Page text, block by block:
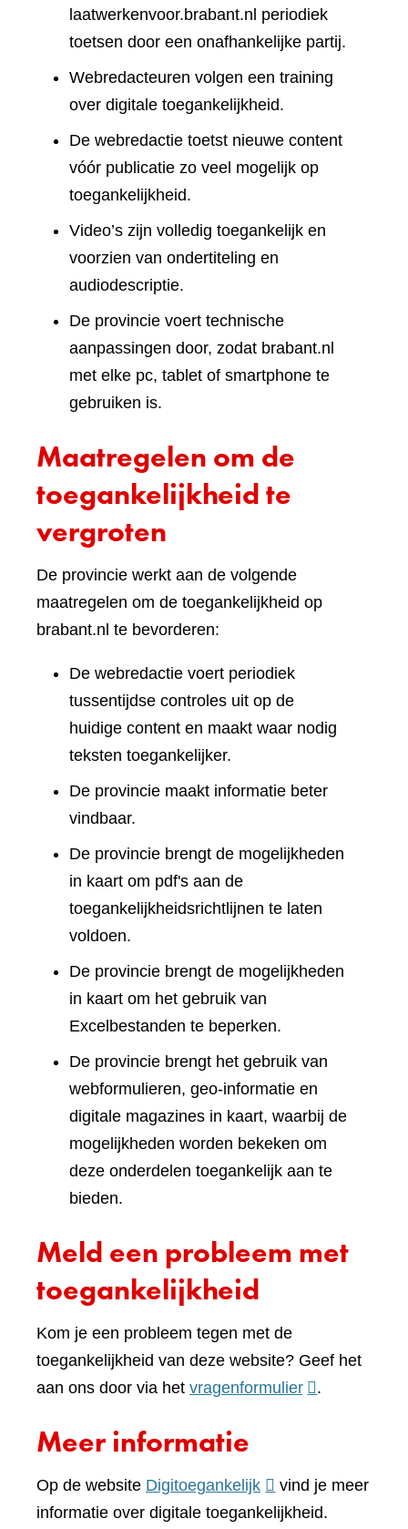
laatwerkenvoor.brabant.nl periodiek
toetsen door een onafhankelijke partij.
Webredacteuren volgen een training
over digitale toegankelijkheid.
De webredactie toetst nieuwe content
vóór publicatie zo veel mogelijk op
toegankelijkheid.
Video’s zijn volledig toegankelijk en
voorzien van ondertiteling en
audiodescriptie.
De provincie voert technische
aanpassingen door, zodat brabant.nl
met elke pc, tablet of smartphone te
gebruiken is.
Maatregelen om de
toegankelijkheid te
vergroten
De provincie werkt aan de volgende
maatregelen om de toegankelijkheid op
brabant.nl te bevorderen:
De webredactie voert periodiek
tussentijdse controles uit op de
huidige content en maakt waar nodig
teksten toegankelijker.
De provincie maakt informatie beter
vindbaar.
De provincie brengt de mogelijkheden
in kaart om pdf's aan de
toegankelijkheidsrichtlijnen te laten
voldoen.
De provincie brengt de mogelijkheden
in kaart om het gebruik van
Excelbestanden te beperken.
De provincie brengt het gebruik van
webformulieren, geo-informatie en
digitale magazines in kaart, waarbij de
mogelijkheden worden bekeken om
deze onderdelen toegankelijk aan te
bieden.
Meld een probleem met
toegankelijkheid
Kom je een probleem tegen met de
toegankelijkheid van deze website? Geef het
aan ons door via het vragenformulier(verwijst
website)
.
Meer informatie
Op de website Digitoegankelijk(verwijst
naar
vind je meer
informatie over digitale toegankelijkheid.